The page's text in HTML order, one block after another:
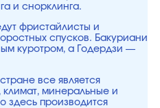
и снорклинга.
фристайлисты и
спусков. Бакуриани
куротром, а Годердзи —
все является
минеральные и
здесь производится